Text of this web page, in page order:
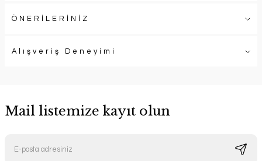
ÖNERİLERİNİZ
Alışveriş Deneyimi
Mail listemize kayıt olun